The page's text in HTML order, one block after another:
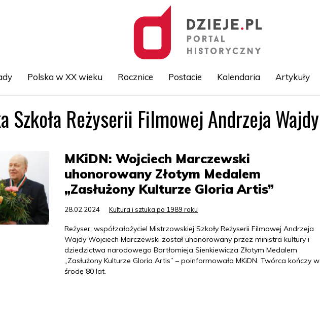
Przejdź
Polska w XX wieku Rocznice Postacie Kalendaria Artykuły
Szkoła Reżyserii Filmowej Andrzeja Wajdy
MKiDN: Wojciech Marczewski
uhonorowany Złotym Medalem
„Zasłużony Kulturze Gloria Artis”
28.02.2024 Kultura i sztuka po 1989 roku
Reżyser, współzałożyciel Mistrzowskiej Szkoły Reżyserii Filmowej Andrzeja
Wajdy Wojciech Marczewski został uhonorowany przez ministra kultury i
dziedzictwa narodowego Bartłomieja Sienkiewicza Złotym Medalem
„Zasłużony Kulturze Gloria Artis” – poinformowało MKiDN. Twórca kończy w
środę 80 lat.